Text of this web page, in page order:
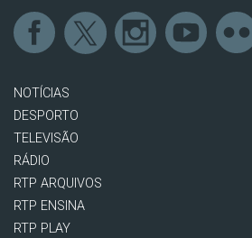
NOTÍCIAS
DESPORTO
TELEVISÃO
RÁDIO
RTP ARQUIVOS
RTP ENSINA
RTP PLAY